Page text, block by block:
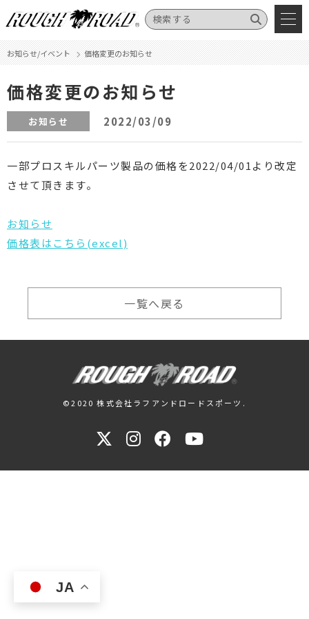
お知らせ/イベント 価格変更のお知らせ
価格変更のお知らせ
お知らせ 2022/03/09
一部プロスキルパーツ製品の価格を2022/04/01より改定
させて頂きます。
お知らせ
価格表はこちら(excel)
一覧へ戻る
©2020 株式会社ラフアンドロードスポーツ.
JA